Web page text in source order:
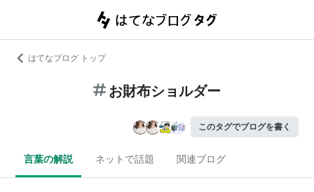
はてなブログ トップ
お財布ショルダー
このタグでブログを書く
言葉の解説 ネットで話題 関連ブログ